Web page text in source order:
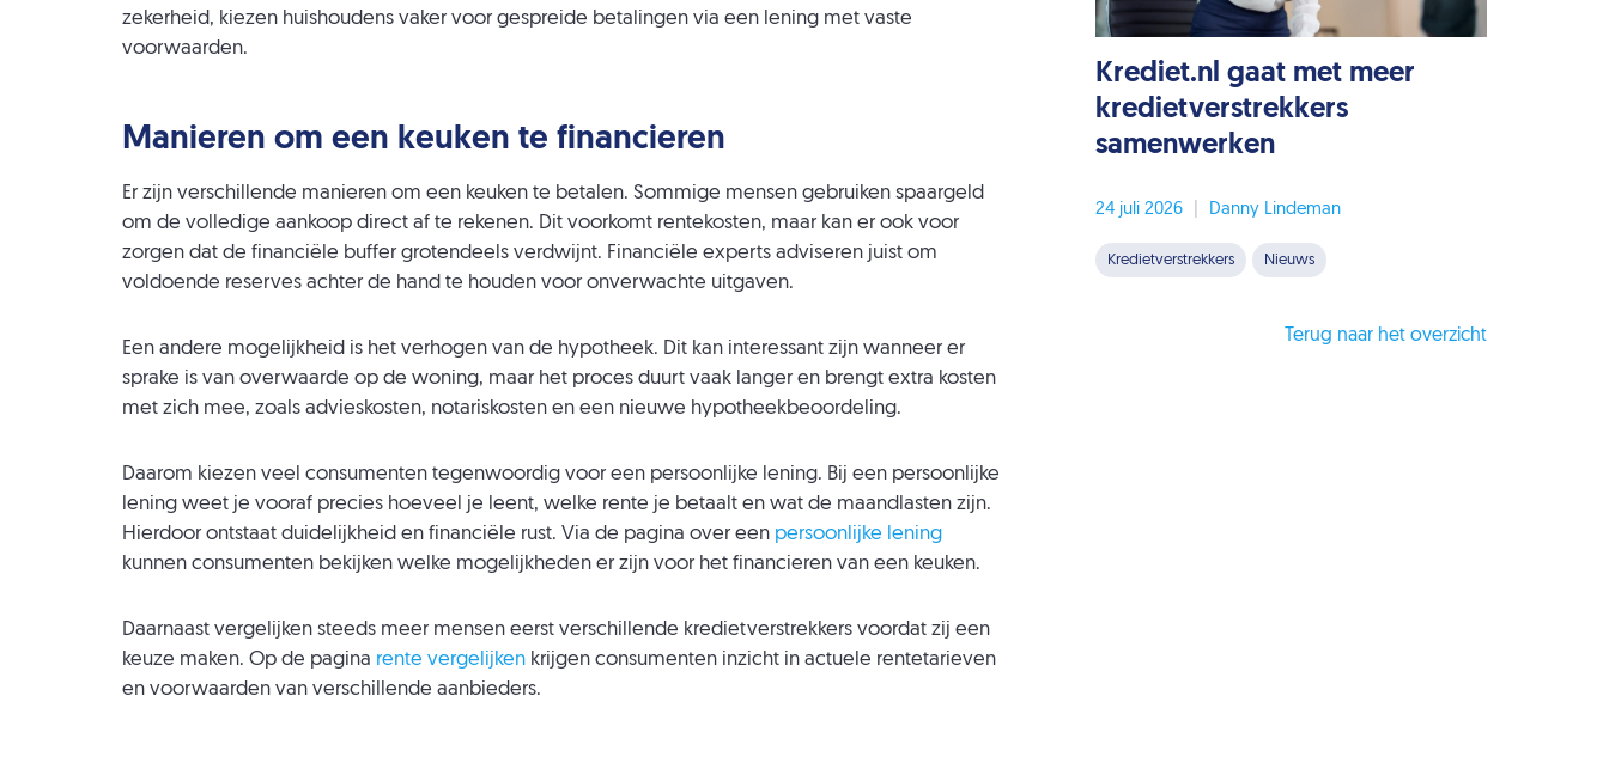
zekerheid, kiezen huishoudens vaker voor gespreide betalingen via een lening met vaste
voorwaarden.
Manieren om een keuken te financieren
Er zijn verschillende manieren om een keuken te betalen. Sommige mensen gebruiken spaargeld
om de volledige aankoop direct af te rekenen. Dit voorkomt rentekosten, maar kan er ook voor
zorgen dat de financiële buffer grotendeels verdwijnt. Financiële experts adviseren juist om
voldoende reserves achter de hand te houden voor onverwachte uitgaven.
Een andere mogelijkheid is het verhogen van de hypotheek. Dit kan interessant zijn wanneer er
sprake is van overwaarde op de woning, maar het proces duurt vaak langer en brengt extra kosten
met zich mee, zoals advieskosten, notariskosten en een nieuwe hypotheekbeoordeling.
Daarom kiezen veel consumenten tegenwoordig voor een persoonlijke lening. Bij een persoonlijke
lening weet je vooraf precies hoeveel je leent, welke rente je betaalt en wat de maandlasten zijn.
Hierdoor ontstaat duidelijkheid en financiële rust. Via de pagina over een persoonlijke lening
kunnen consumenten bekijken welke mogelijkheden er zijn voor het financieren van een keuken.
Daarnaast vergelijken steeds meer mensen eerst verschillende kredietverstrekkers voordat zij een
keuze maken. Op de pagina rente vergelijken krijgen consumenten inzicht in actuele rentetarieven
en voorwaarden van verschillende aanbieders.
Krediet.nl gaat met meer
kredietverstrekkers
samenwerken
24 juli 2026 Danny Lindeman
Kredietverstrekkers Nieuws
Terug naar het overzicht